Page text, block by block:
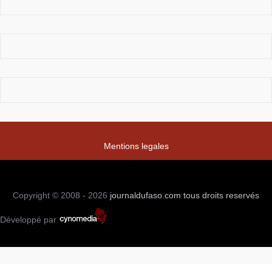
Mentions legales
Copyright © 2008 - 2026 journaldufaso.com tous droits reservés
Développé par